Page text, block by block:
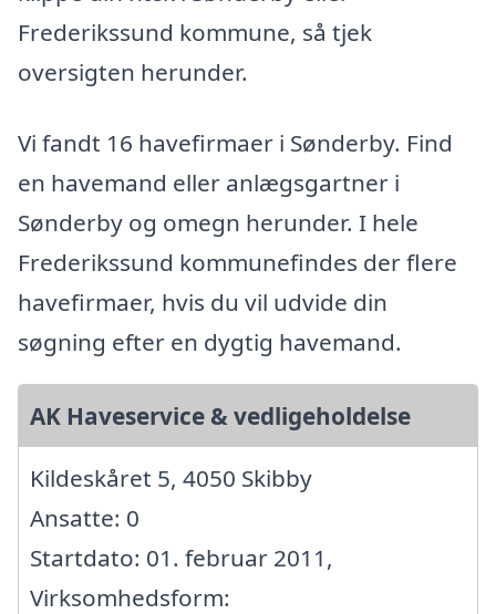
Frederikssund kommune, så tjek
oversigten herunder.
Vi fandt 16 havefirmaer i Sønderby. Find
en havemand eller anlægsgartner i
Sønderby og omegn herunder. I hele
Frederikssund kommunefindes der flere
havefirmaer, hvis du vil udvide din
søgning efter en dygtig havemand.
AK Haveservice & vedligeholdelse
Kildeskåret 5, 4050 Skibby
Ansatte: 0
Startdato: 01. februar 2011,
Virksomhedsform: